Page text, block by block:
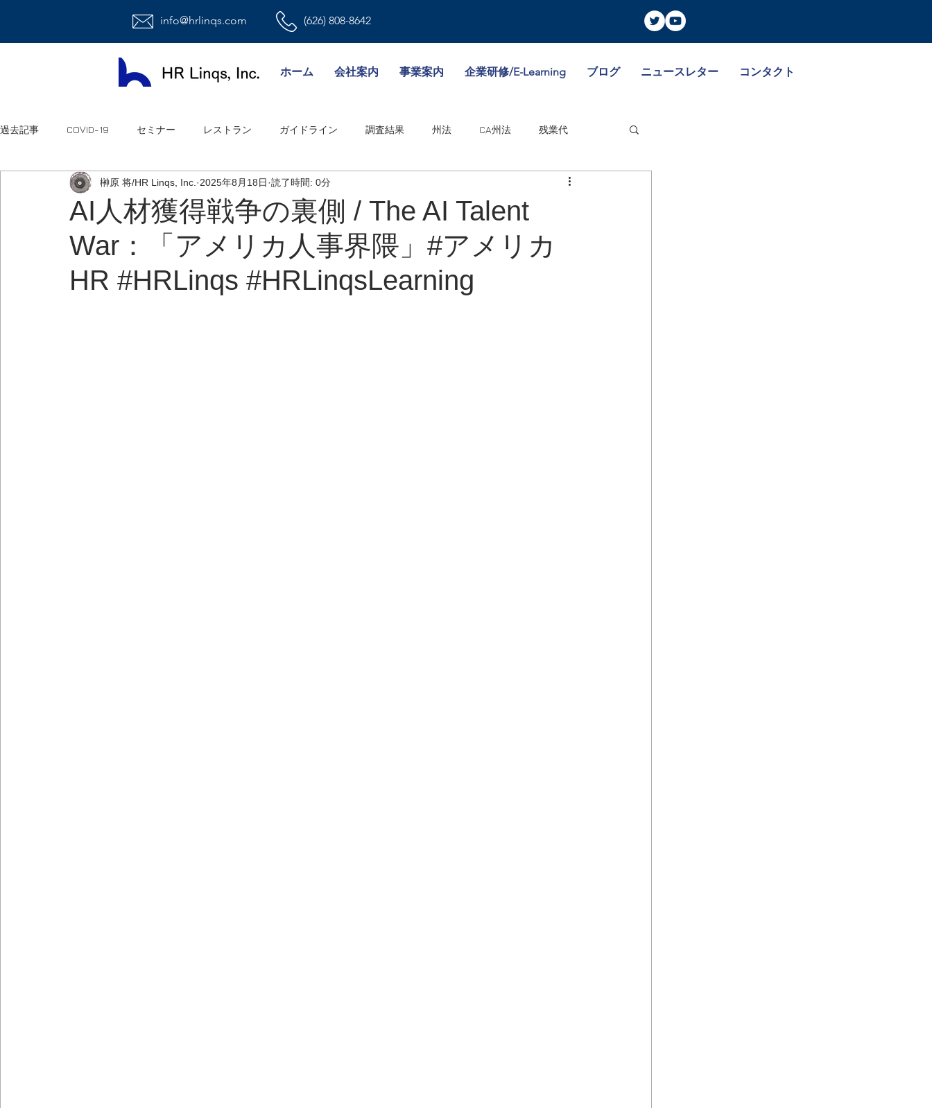
info@hrlinqs.com (626) 808-8642
ホーム 会社案内 事業案内 企業研修/E-Learning ブログ ニュースレター コンタクト
過去記事 COVID-19 セミナー レストラン ガイドライン 調査結果 州法 CA州法 残業代
時給社員/月給社員 最低賃金 給与 福利厚生 就業規則
ハラスメント 雇用 連邦法 退職金 職場環境 WA州法 失業保険 NY州法
アメリカ人事系ユーチューブ
AI人材獲得戦争の裏側 / The AI Talent
War：「アメリカ人事界隈」#アメリカ
HR #HRLinqs #HRLinqsLearning
榊原 将/HR Linqs, Inc. 2025年8月18日 読了時間: 0分